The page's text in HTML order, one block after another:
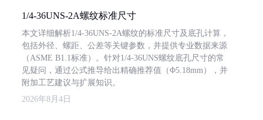
1/4-36UNS-2A螺纹标准尺寸
本文详细解析1/4-36UNS-2A螺纹的标准尺寸及底孔计算，
包括外径、螺距、公差等关键参数，并提供专业数据来源
（ASME B1.1标准）。针对1/4-36UNS螺纹底孔尺寸的常
见疑问，通过公式推导给出精确推荐值（Φ5.18mm），并
附加工艺建议与扩展知识。
2026年8月4日